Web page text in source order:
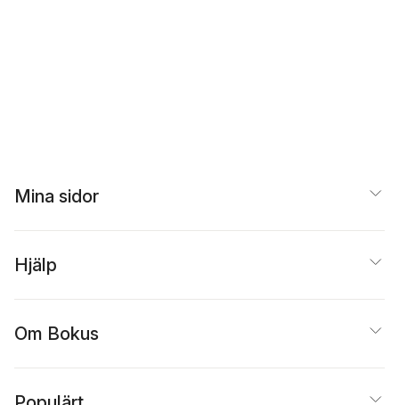
Mina sidor
Hjälp
Om Bokus